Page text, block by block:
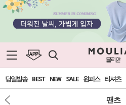
당일발송 BEST NEW SALE 원피스 티셔츠
팬츠